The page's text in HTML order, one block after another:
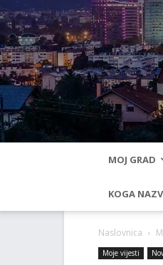
MOJ GRAD
KOGA
Naslovnica
Moje vijesti